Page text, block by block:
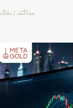
متاگلد /بلاگ